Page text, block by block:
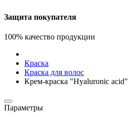
Защита покупателя
100% качество продукции
Краска
Краска для волос
Крем-краска "Hyaluronic acid"
Параметры